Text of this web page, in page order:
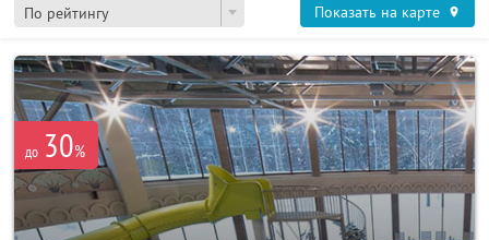
По рейтингу Показать на карте
до 30%